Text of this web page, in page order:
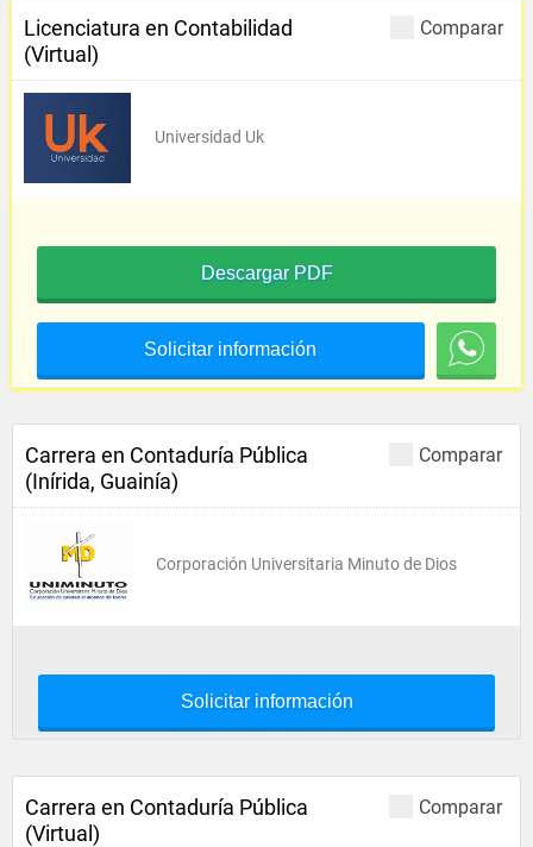
Comparar
Licenciatura en Contabilidad
(Virtual)
Universidad Uk
Descargar PDF
Solicitar información
Comparar
Carrera en Contaduría Pública
(Inírida, Guainía)
Corporación Universitaria Minuto de Dios
Solicitar información
Comparar
Carrera en Contaduría Pública
(Virtual)